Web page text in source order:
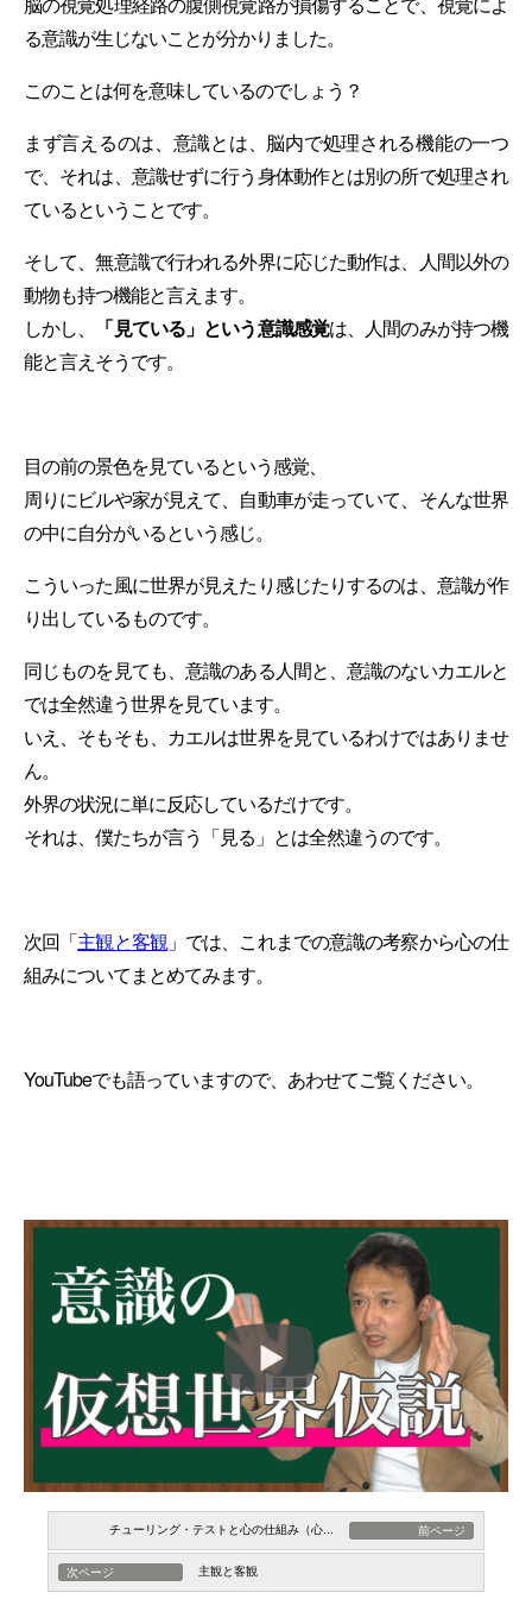
る意識が生じないことが分かりました。
このことは何を意味しているのでしょう？
まず言えるのは、意識とは、脳内で処理される機能の一つ
で、それは、意識せずに行う身体動作とは別の所で処理され
ているということです。
そして、無意識で行われる外界に応じた動作は、人間以外の
動物も持つ機能と言えます。
しかし、
「見ている」という意識感覚は、人間のみが持つ機
能と言えそうです。
目の前の景色を見ているという感覚、
周りにビルや家が見えて、自動車が走っていて、そんな世界
の中に自分がいるという感じ。
こういった風に世界が見えたり感じたりするのは、意識が作
り出しているものです。
同じものを見ても、意識のある人間と、意識のないカエルと
では全然違う世界を見ています。
いえ、そもそも、 カエルは世界を見ているわけではありませ
ん。
外界の状況に単に反応しているだけです。
それは、僕たちが言う「見る」とは全然違うのです。
次回「主観と客観」では、これまでの意識の考察から心の仕
組みについてまとめてみます。
YouTubeでも語っていますので、あわせてご覧ください。
チューリング・テストと心の仕組み（心... 前ページ
次ページ 主観と客観